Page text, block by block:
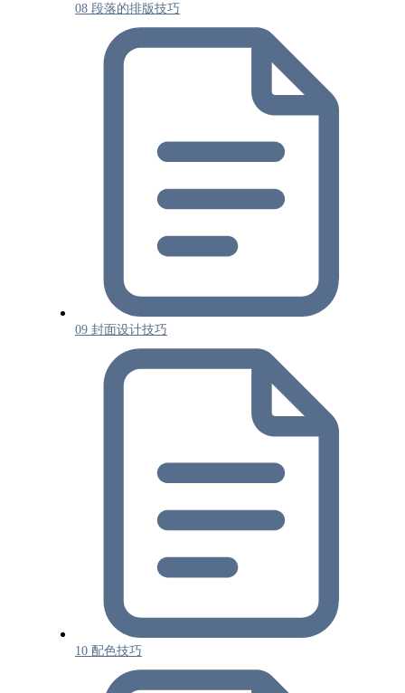
08 段落的排版技巧
09 封面设计技巧
10 配色技巧